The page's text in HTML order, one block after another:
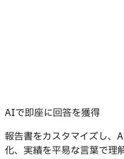
AIで即座に回答を獲得
報告書をカスタマイズし、
化、実績を平易な言葉で理